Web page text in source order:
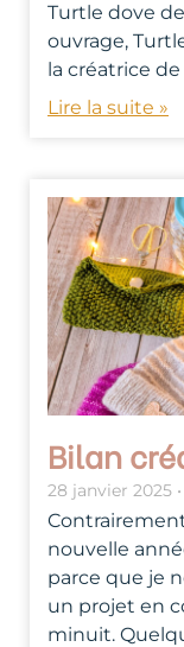
Turtle dove
ouvrage,
la créatrice
Lire la suite »
Bilan
28 janvier 2025
nouvelle
parce que je
un projet en
minuit.